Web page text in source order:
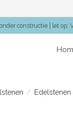
constructie | let op:
/